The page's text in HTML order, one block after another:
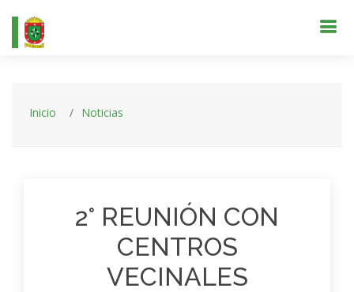
Inicio Noticias
2° REUNIÓN CON
CENTROS
VECINALES